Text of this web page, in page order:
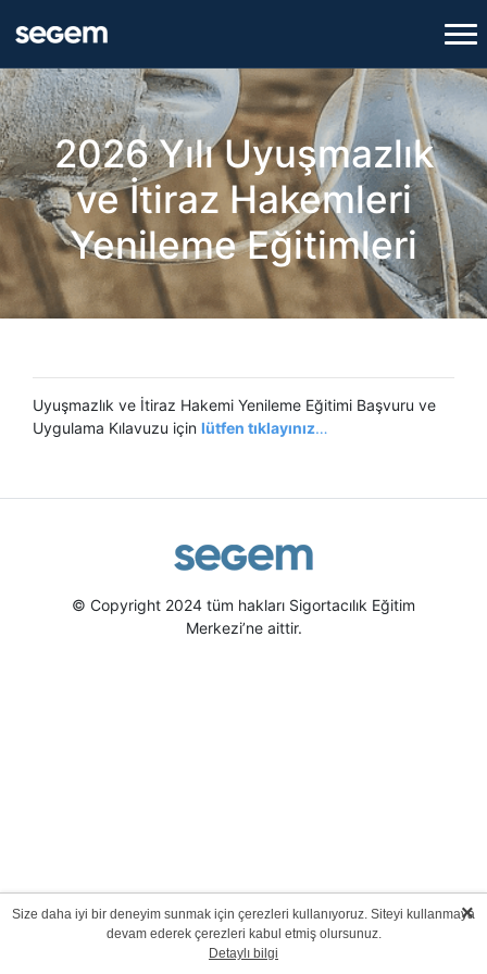
2026 Yılı Uyuşmazlık
ve İtiraz Hakemleri
Yenileme Eğitimleri
Uyuşmazlık ve İtiraz Hakemi Yenileme Eğitimi Başvuru ve
Uygulama Kılavuzu için lütfen tıklayınız…
© Copyright 2024 tüm hakları Sigortacılık Eğitim
Merkezi’ne aittir.
×
Size daha iyi bir deneyim sunmak için çerezleri kullanıyoruz. Siteyi kullanmaya
devam ederek çerezleri kabul etmiş olursunuz.
Detaylı bilgi